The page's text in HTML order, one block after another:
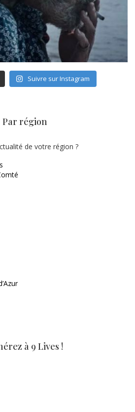
Suivre sur Instagram
Par région
de votre région ?
à 9 Lives !